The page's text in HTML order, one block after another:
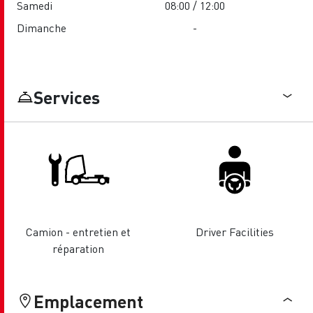
Samedi
08:00 / 12:00
Dimanche
-
Services
Camion - entretien et
réparation
Driver Facilities
Emplacement